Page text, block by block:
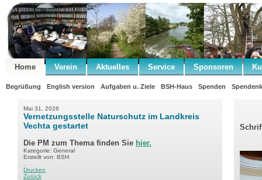
Home Verein Aktuelles Service Sponsoren
Begrüßung English version Aufgaben u. Ziele BSH-Haus Spenden
Mai 31, 2026
Vernetzungsstelle Naturschutz im Landkreis
Vechta gestartet
Die PM zum Thema finden Sie hier.
Kategorie: General
Erstellt von: BSH
Drucken
Zurück